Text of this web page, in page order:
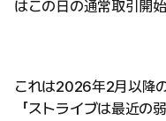
はこの日の通常取引開
これは2026年2月以降
「ストライブは最近の